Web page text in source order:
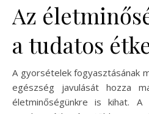
Az
a tudatos
A gyorsételek fogyasztásának
egészség javulását hozza
életminőségünkre is kihat. A